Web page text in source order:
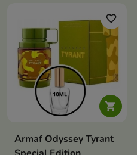

favorite_border
Armaf Odyssey Tyrant